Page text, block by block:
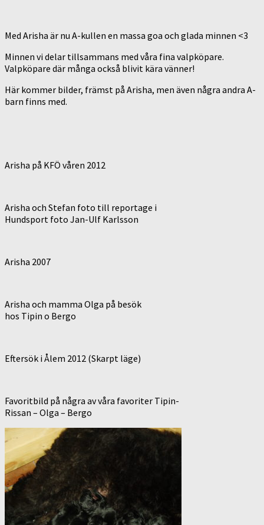
Med Arisha är nu A-kullen en massa goa och glada minnen <3
Minnen vi delar tillsammans med våra fina valpköpare.
Valpköpare där många också blivit kära vänner!
Här kommer bilder, främst på Arisha, men även några andra A-
barn finns med.
Arisha på KFÖ våren 2012
Arisha och Stefan foto till reportage i
Hundsport foto Jan-Ulf Karlsson
Arisha 2007
Arisha och mamma Olga på besök
hos Tipin o Bergo
Eftersök i Ålem 2012 (Skarpt läge)
Favoritbild på några av våra favoriter Tipin-
Rissan – Olga – Bergo